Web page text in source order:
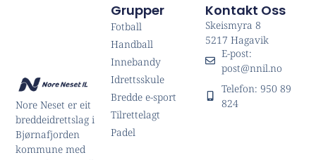
Nore Neset er eit
breddeidrettslag i
Bjørnafjorden
kommune med
Grupper
Fotball
Handball
Innebandy
Idrettsskule
Bredde e-sport
Tilrettelagt
Padel
Kontakt Oss
Skeismyra 8
5217 Hagavik
E-post:
post@nnil.no
Telefon: 950 89
824